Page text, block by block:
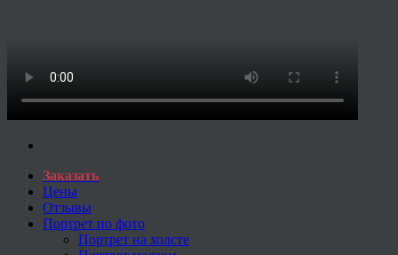
Заказать
Цены
Отзывы
Портрет по фото
Портрет на холсте